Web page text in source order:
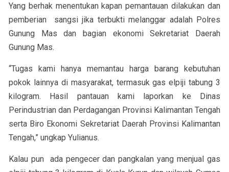
Yang berhak menentukan kapan pemantauan dilakukan dan
pemberian sangsi jika terbukti melanggar adalah Polres
Gunung Mas dan bagian ekonomi Sekretariat Daerah
Gunung Mas.
“Tugas kami hanya memantau harga barang kebutuhan
pokok lainnya di masyarakat, termasuk gas elpiji tabung 3
kilogram. Hasil pantauan kami laporkan ke Dinas
Perindustrian dan Perdagangan Provinsi Kalimantan Tengah
serta Biro Ekonomi Sekretariat Daerah Provinsi Kalimantan
Tengah,” ungkap Yulianus.
Kalau pun ada pengecer dan pangkalan yang menjual gas